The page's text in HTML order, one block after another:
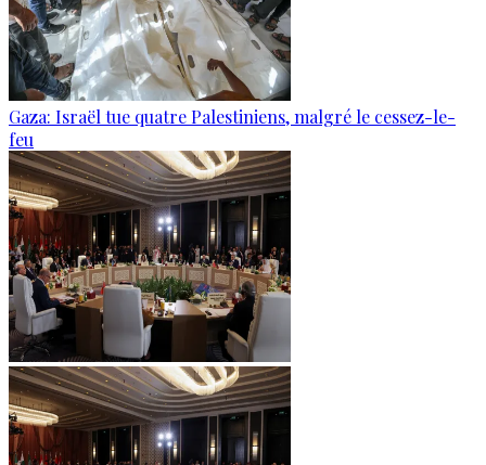
Gaza: Israël tue quatre Palestiniens, malgré le cessez-le-
feu